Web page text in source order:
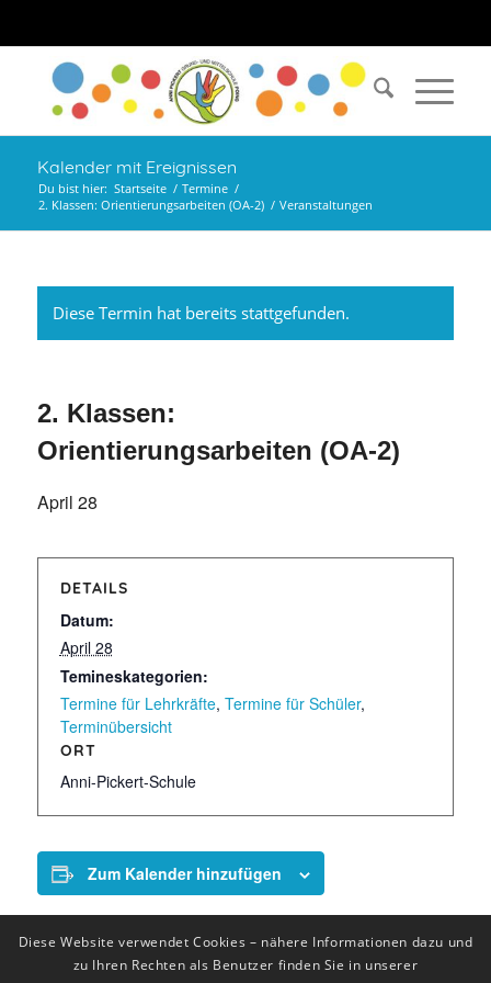
Kalender mit Ereignissen
Du bist hier: Startseite / Termine /
2. Klassen: Orientierungsarbeiten (OA-2) / Veranstaltungen
Diese Termin hat bereits stattgefunden.
2. Klassen:
Orientierungsarbeiten (OA-2)
April 28
DETAILS
Datum:
April 28
Temineskategorien:
Termine für Lehrkräfte, Termine für Schüler,
Terminübersicht
ORT
Anni-Pickert-Schule
Zum Kalender hinzufügen
Diese Website verwendet Cookies – nähere Informationen dazu und
zu Ihren Rechten als Benutzer finden Sie in unserer